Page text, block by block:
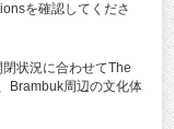
を確認してくださ
状況に合わせてThe
Brambuk周辺の文化体